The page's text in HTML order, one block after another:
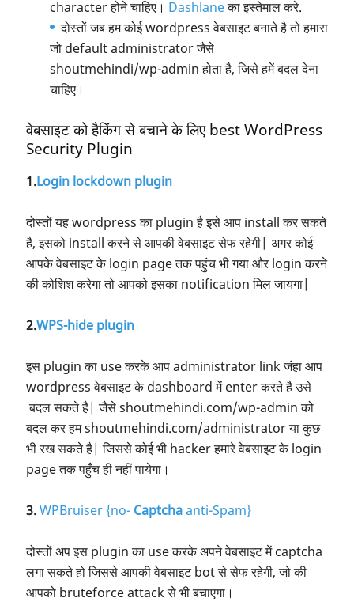
character होने चाहिए। Dashlaneका इस्तेमाल करे.
दोस्तों जब हम कोई wordpress वेबसाइट बनाते है तो हमारा
जो default administrator जैसे
shoutmehindi/wp-admin होता है, जिसे हमें बदल देना
चाहिए।
वेबसाइट को हैकिंग से बचाने के लिए best WordPress
Security Plugin
1.Login lockdown plugin
दोस्तों यह wordpress का plugin है इसे आप install कर सकते
है, इसको install करने से आपकी वेबसाइट सेफ रहेगी| अगर कोई
आपके वेबसाइट के login page तक पहुंच भी गया और login करने
की कोशिश करेगा तो आपको इसका notification मिल जायगा|
2.WPS-hide plugin
इस plugin का use करके आप administrator link जंहा आप
wordpress वेबसाइट के dashboard में enter करते है उसे
बदल सकते है| जैसे shoutmehindi.com/wp-admin को
बदल कर हम shoutmehindi.com/administrator या कुछ
भी रख सकते है| जिससे कोई भी hacker हमारे वेबसाइट के login
page तक पहुँच ही नहीं पायेगा।
3.WPBruiser {no- Captchaanti-Spam}
दोस्तों अप इस plugin का use करके अपने वेबसाइट में captcha
लगा सकते हो जिससे आपकी वेबसाइट bot से सेफ रहेगी, जो की
आपको bruteforce attack से भी बचाएगा।